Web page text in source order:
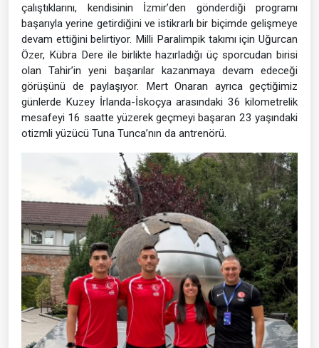
çalıştıklarını, kendisinin İzmir’den gönderdiği programı
başarıyla yerine getirdiğini ve istikrarlı bir biçimde gelişmeye
devam ettiğini belirtiyor. Milli Paralimpik takımı için Uğurcan
Özer, Kübra Dere ile birlikte hazırladığı üç sporcudan birisi
olan Tahir’in yeni başarılar kazanmaya devam edeceği
görüşünü de paylaşıyor. Mert Onaran ayrıca geçtiğimiz
günlerde Kuzey İrlanda-İskoçya arasındaki 36 kilometrelik
mesafeyi 16 saatte yüzerek geçmeyi başaran 23 yaşındaki
otizmli yüzücü Tuna Tunca’nın da antrenörü.